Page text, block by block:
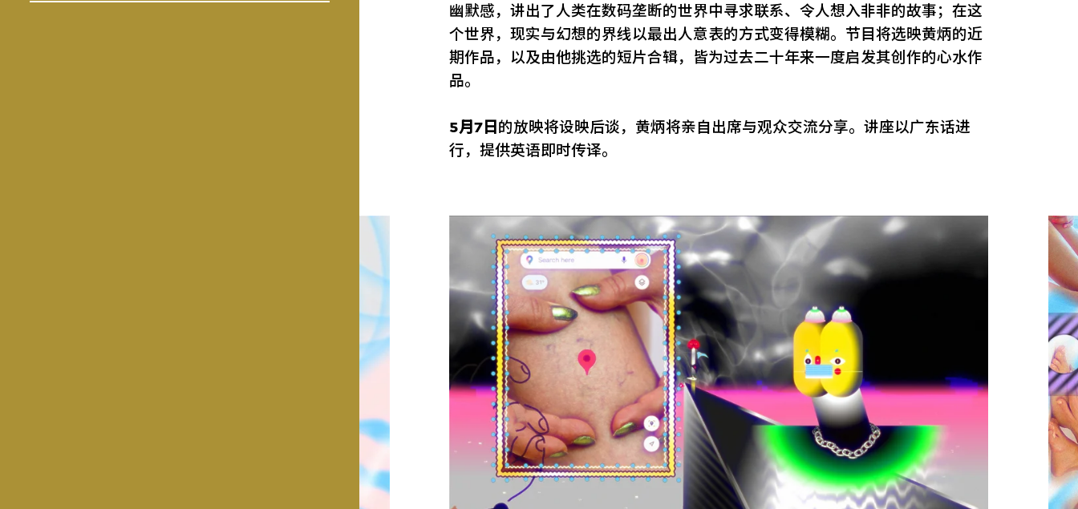
幽默感，讲出了人类在数码垄断的世界中寻求联系、令人想入非非的故事；在这
个世界，现实与幻想的界线以最出人意表的方式变得模糊。节目将选映黄炳的近
期作品，以及由他挑选的短片合辑，皆为过去二十年来一度启发其创作的心水作
品。
5月7日 的放映将设映后谈，黄炳将亲自出席与观众交流分享。讲座以广东话进
行，提供英语即时传译。